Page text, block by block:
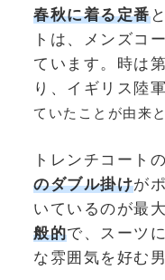
春秋に着る定番
トは、メンズコ
ています。時は
り、イギリス陸
ていたことが由来
トレンチコート
のダブル掛けが
いているのが最
般的で、スーツ
な雰囲気を好む